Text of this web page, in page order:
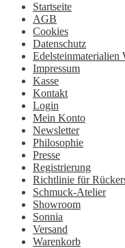
Startseite
AGB
Cookies
Datenschutz
Edelsteinmaterialien
Impressum
Kasse
Kontakt
Login
Mein Konto
Newsletter
Philosophie
Presse
Registrierung
Richtlinie für
Schmuck-Atelier
Showroom
Sonnia
Versand
Warenkorb